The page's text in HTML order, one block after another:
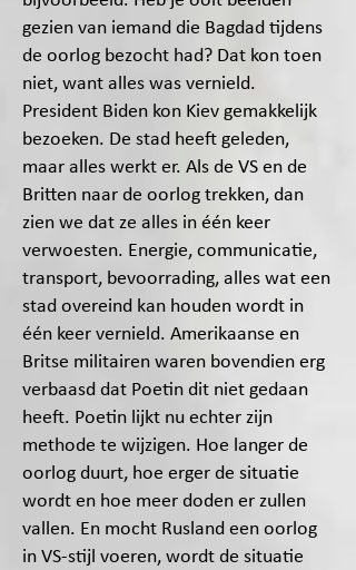
gezien van iemand die Bagdad tijdens
de oorlog bezocht had? Dat kon toen
niet, want alles was vernield.
President Biden kon Kiev gemakkelijk
bezoeken. De stad heeft geleden,
maar alles werkt er. Als de VS en de
Britten naar de oorlog trekken, dan
zien we dat ze alles in één keer
verwoesten. Energie, communicatie,
transport, bevoorrading, alles wat een
stad overeind kan houden wordt in
één keer vernield. Amerikaanse en
Britse militairen waren bovendien erg
verbaasd dat Poetin dit niet gedaan
heeft. Poetin lijkt nu echter zijn
methode te wijzigen. Hoe langer de
oorlog duurt, hoe erger de situatie
wordt en hoe meer doden er zullen
vallen. En mocht Rusland een oorlog
in VS-stijl voeren, wordt de situatie